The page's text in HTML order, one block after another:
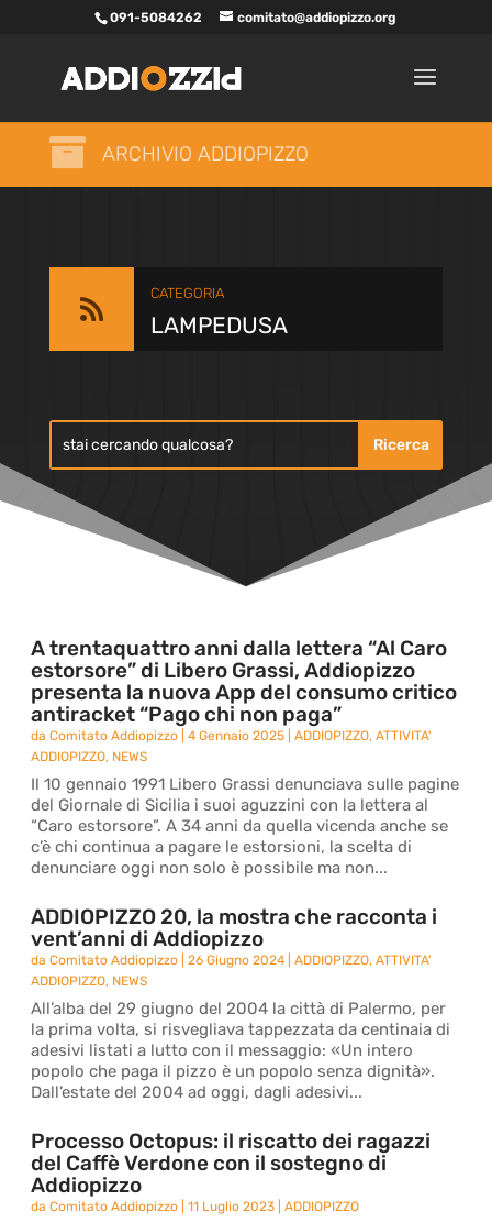
091-5084262 comitato@addiopizzo.org
 ARCHIVIO ADDIOPIZZO

CATEGORIA
LAMPEDUSA
A trentaquattro anni dalla lettera “Al Caro
estorsore” di Libero Grassi, Addiopizzo
presenta la nuova App del consumo critico
antiracket “Pago chi non paga”
daComitato Addiopizzo |4 Gennaio 2025 |ADDIOPIZZO,ATTIVITA'
ADDIOPIZZO, NEWS
Il 10 gennaio 1991 Libero Grassi denunciava sulle pagine
del Giornale di Sicilia i suoi aguzzini con la lettera al
“Caro estorsore”. A 34 anni da quella vicenda anche se
c’è chi continua a pagare le estorsioni, la scelta di
denunciare oggi non solo è possibile ma non...
ADDIOPIZZO 20, la mostra che racconta i
vent’anni di Addiopizzo
daComitato Addiopizzo |26 Giugno 2024 |ADDIOPIZZO,ATTIVITA'
ADDIOPIZZO, NEWS
All’alba del 29 giugno del 2004 la città di Palermo, per
la prima volta, si risvegliava tappezzata da centinaia di
adesivi listati a lutto con il messaggio: «Un intero
popolo che paga il pizzo è un popolo senza dignità».
Dall’estate del 2004 ad oggi, dagli adesivi...
Processo Octopus: il riscatto dei ragazzi
del Caffè Verdone con il sostegno di
Addiopizzo
daComitato Addiopizzo |11 Luglio 2023 |ADDIOPIZZO